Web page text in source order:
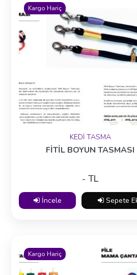
Kargo Hariç
KEDİ TASMA
FİTİL BOYUN TASMASI
- TL
İncele Sepete
Kargo Hariç